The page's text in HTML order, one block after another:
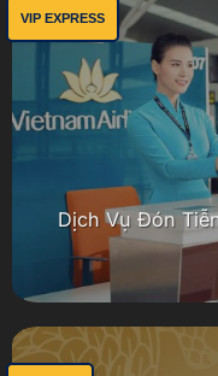
VIP EXPRESS
Dịch Vụ Đón